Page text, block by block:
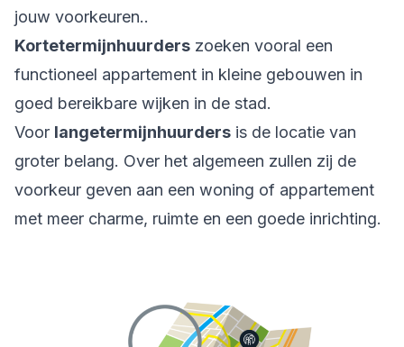
jouw voorkeuren..
Kortetermijnhuurders zoeken vooral een
functioneel appartement in kleine gebouwen in
goed bereikbare wijken in de stad.
Voor langetermijnhuurders is de locatie van
groter belang. Over het algemeen zullen zij de
voorkeur geven aan een woning of appartement
met meer charme, ruimte en een goede inrichting.